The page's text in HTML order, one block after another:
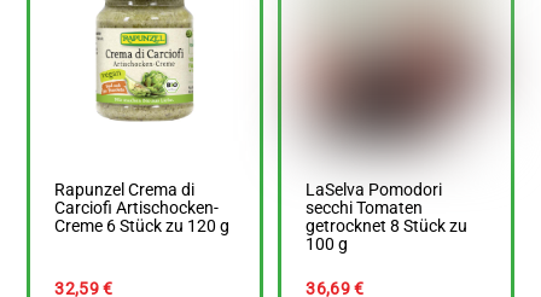
Rapunzel Crema di
Carciofi Artischocken-
Creme 6 Stück zu 120 g
32,59€
LaSelva Pomodori
secchi Tomaten
getrocknet 8 Stück zu
100 g
36,69€